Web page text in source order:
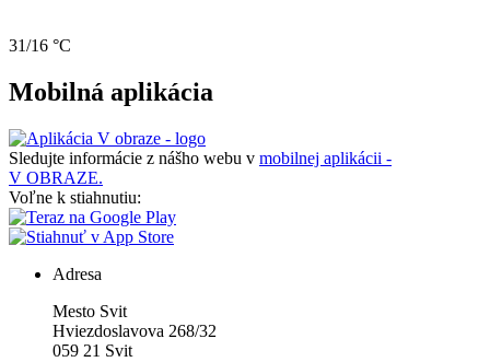
31/16 °C
Mobilná aplikácia
Sledujte informácie z nášho webu v mobilnej aplikácii -
V OBRAZE.
Voľne k stiahnutiu:
Adresa
Mesto Svit
Hviezdoslavova 268/32
059 21 Svit